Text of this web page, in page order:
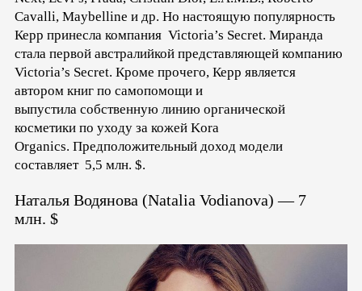
Cavalli, Maybelline и др. Но настоящую популярность
Керр принесла компания Victoria’s Secret. Миранда
стала первой австралийкой представляющей компанию
Victoria’s Secret. Кроме прочего, Керр является
автором книг по самопомощи и
выпустила собственную линию органической
косметики по уходу за кожей Kora
Organics. Предположительный доход модели
составляет 5,5 млн. $.
Наталья Водянова (Natalia Vodianova) — 7
млн. $